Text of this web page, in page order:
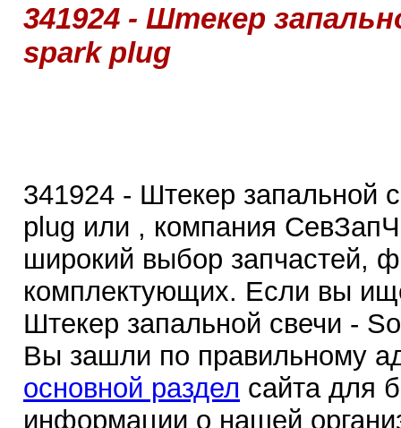
341924 - Штекер
spark plug
341924 - Штекер запальной
plug или , компания
широкий выбор запчастей,
комплектующих. Если вы
Штекер запальной свечи -
Вы зашли по правильному
основной раздел сайта для
информации о нашей